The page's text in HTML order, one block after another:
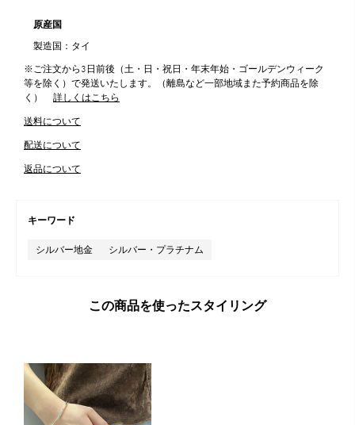
原産国
製造国：タイ
※ご注文から3日前後（土・日・祝日・年末年始・ゴールデンウィーク
等を除く）で発送いたします。（離島など一部地域また予約商品を除
く）
詳しくはこちら
送料について
配送について
返品について
キーワード
シルバー地金 シルバー・プラチナム
この商品を使ったスタイリング